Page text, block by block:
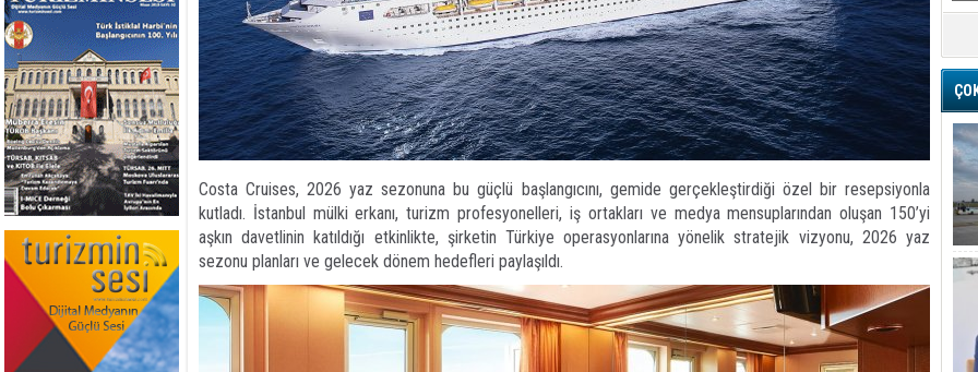
Costa Cruises, 2026 yaz sezonuna bu güçlü başlangıcını, gemide gerçekleştirdiği özel bir resepsiyonla
kutladı. İstanbul mülki erkanı, turizm profesyonelleri, iş ortakları ve medya mensuplarından oluşan 150’yi
aşkın davetlinin katıldığı etkinlikte, şirketin Türkiye operasyonlarına yönelik stratejik vizyonu, 2026 yaz
sezonu planları ve gelecek dönem hedefleri paylaşıldı.